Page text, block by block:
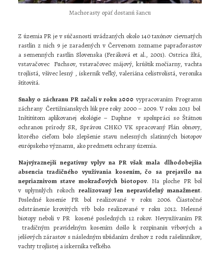
Machorasty opäť dostanú šancu
Z územia PR je v súčasnosti uvádzaných okolo 140 taxónov cievnatých
rastlín z nich 9 je zaradených v Červenom zozname papraďorastov
a semenných rastlín Slovenska (Feráková et al., 2001). Ostrica žltá,
vstavačovec Fuchsov, vstavačovec májový, krúštik močiarny, vachta
trojlistá, všivec lesný , iskerník veľký, valeriána celistvolistá, veronika
štítovitá.
Snahy o záchranu PR začali v roku 2000 vypracovaním Programu
záchrany Čertižnianskych lúk pre roky 2000 – 2009. V roku 2013 bol
Inštitútom aplikovanej ekológie – Daphne v spolupráci so Štátnou
ochranou prírody SR, Správou CHKO VK spracovaný Plán obnovy,
ktorého cieľom bolo zlepšenie stavu nelesných slatinných biotopov
európskeho významu, ako predmetu ochrany územia.
Najvýraznejší negatívny vplyv na PR však mala dlhodobejšia
absencia tradičného využívania kosením, čo sa prejavilo na
nepriaznivom stave mokraďových biotopov. Na ploche PR bol
v uplynulých rokoch realizovaný len nepravidelný manažment.
Posledné kosenie PR bol realizované v roku 2006. Čiastočné
odstránenie krovitých vŕb bolo realizované v roku 2012. Nelesné
biotopy neboli v PR kosené posledných 12 rokov. Nevyužívaním PR
tradičným pravidelným kosením došlo k rozpínaniu vŕbových a
jelšových zárastov s následným ubúdaním druhov z rodu rašelinníkov,
vachty trojlistej a iskerníka veľkého.